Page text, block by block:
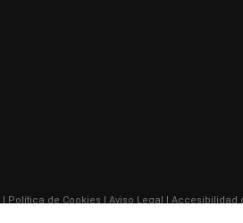
| Política de Cookies | Aviso Legal | Accesibilidad